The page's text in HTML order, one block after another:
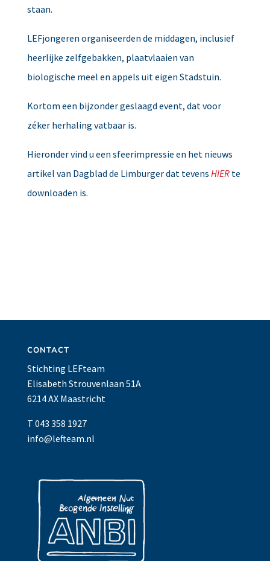
staan.
LEFjongeren organiseerden de middagen, inclusief
heerlijke zelfgebakken, plaatvlaaien van
biologische meel en appels uit eigen Stadstuin.
Kortom een bijzonder geslaagd event, dat voor
zéker herhaling vatbaar is.
Hieronder vind u een sfeerimpressie en het nieuws
artikel van Dagblad de Limburger dat tevens HIERte
downloaden is.
CONTACT
Stichting LEFteam
Elisabeth Strouvenlaan 51A
6214 AX Maastricht
T 043 358 1927
info@lefteam.nl